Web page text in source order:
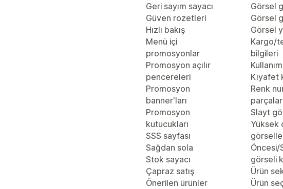
Geri sayım sayacı
Güven rozetleri
Hızlı bakış
Menü içi
promosyonlar
Promosyon açılır
pencereleri
Promosyon
banner'ları
Promosyon
kutucukları
SSS sayfası
Sağdan sola
Stok sayacı
Çapraz satış
Önerilen ürünler
Görsel
Görsel
Görsel
Kargo/
bilgileri
Kıyafet
Renk
Slayt
Yüksek
Öncesi/
görseli
Ürün
Ürün